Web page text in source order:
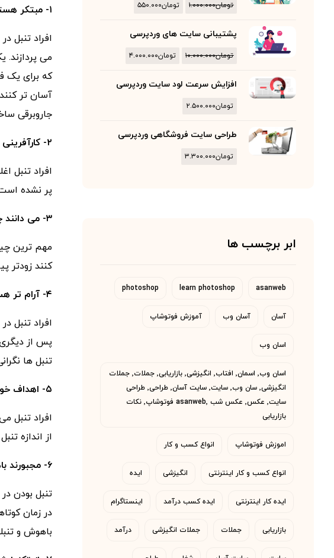
۱- مبتکر هستند.
افراد تنبل
می پردازند.
که برای یک
آسان تر
جاروبرقی
۲- کارآفرینی می کنند.
افراد تنبل
پر نشده
۳- می دانند چه موقع استراحت کنند.
مهم ترین
کنند زودتر
۴- آرام تر هستند.
افراد تنبل
پس از
تنبل ها
۵- اهداف خود را می دانند.
افراد تنبل
از اندازه
۶- مجبورند باهوش باشند.
تنبل بودن
در زمان
باهوش و
تومان۱.۰۰۰.۰۰۰ تومان۵۵۰.۰۰۰
پشتیبانی سایت های وردپرسی
تومان۱۰.۰۰۰.۰۰۰ تومان۴.۰۰۰.۰۰۰
افزایش سرعت لود سایت وردپرسی
تومان۲.۵۰۰.۰۰۰
طراحی سایت فروشگاهی وردپرسی
تومان۳.۳۰۰.۰۰۰
ابر برچسب ها
asanweb
learn photoshop
photoshop
آسان آسان وب آموزش فوتوشاپ
اسان وب
اسان وب٬ اسمان٬ افتاب٬ انگیزشی٬ بازاریابی٬ جملات٬ جملات
انگیزشی٬ سان وب٬ سایت٬ سایت آسان٬ طراحی٬ طراحی
سایت٬ عکس٬ عکس شب asanweb٬ فوتوشاپ٬ نکات
بازاریابی
اموزش فوتوشاپ انواع کسب و کار
انواع کسب و کار اینترنتی انگیزشی ایده
ایده کار اینترنتی ایده کسب درآمد اینستاگرام
بازاریابی جملات جملات انگیزشی درآمد